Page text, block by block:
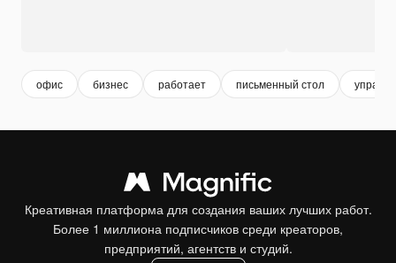
офис бизнес работает письменный стол
Креативная платформа для создания ваших лучших работ.
Более 1 миллиона подписчиков среди креаторов,
предприятий, агентств и студий.